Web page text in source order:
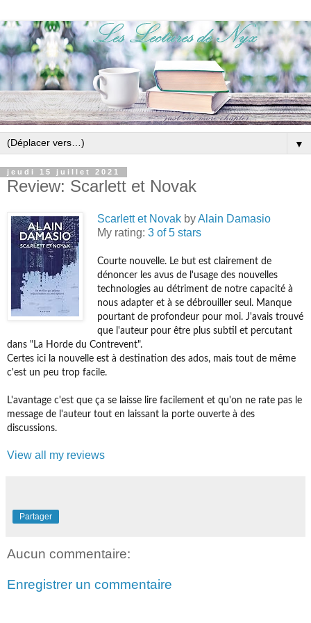
▼
jeudi 15 juillet 2021
Review: Scarlett et Novak
Scarlett et Novak byAlain Damasio
My rating: 3 of 5 stars
Courte nouvelle. Le but est clairement de
dénoncer les avus de l'usage des nouvelles
technologies au détriment de notre capacité à
nous adapter et à se débrouiller seul. Manque
pourtant de profondeur pour moi. J'avais trouvé
que l'auteur pour être plus subtil et percutant
dans "La Horde du Contrevent".
Certes ici la nouvelle est à destination des ados, mais tout de même
c'est un peu trop facile.
L'avantage c'est que ça se laisse lire facilement et qu'on ne rate pas le
message de l'auteur tout en laissant la porte ouverte à des
discussions.
View all my reviews
Partager
Aucun commentaire:
Enregistrer un commentaire